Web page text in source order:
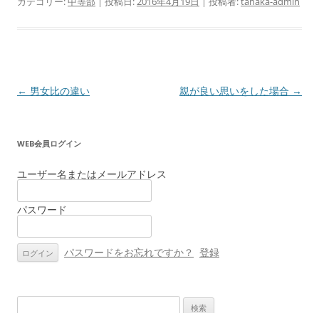
投
ビ
ゲ
シ
ン
← 男女比の違い 親が良い思いをした場合 →
WEB会員ログイン
ユーザー名またはメールアドレス
パスワード
パスワードをお忘れですか？ 登録